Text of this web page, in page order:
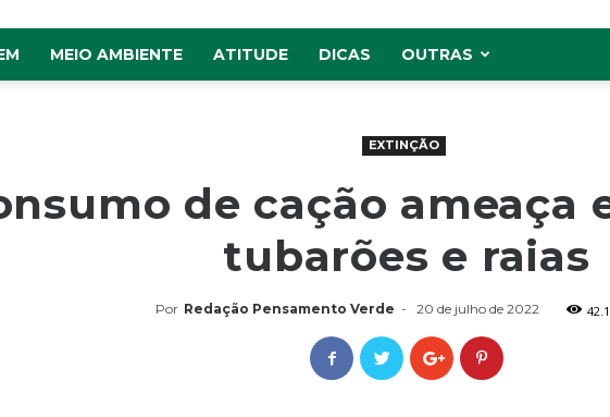
MEIO AMBIENTE ATITUDE DICAS OUTRAS
EXTINÇÃO
de cação ameaça
tubarões e raias
Por Redação Pensamento Verde - 20 de julho de 2022